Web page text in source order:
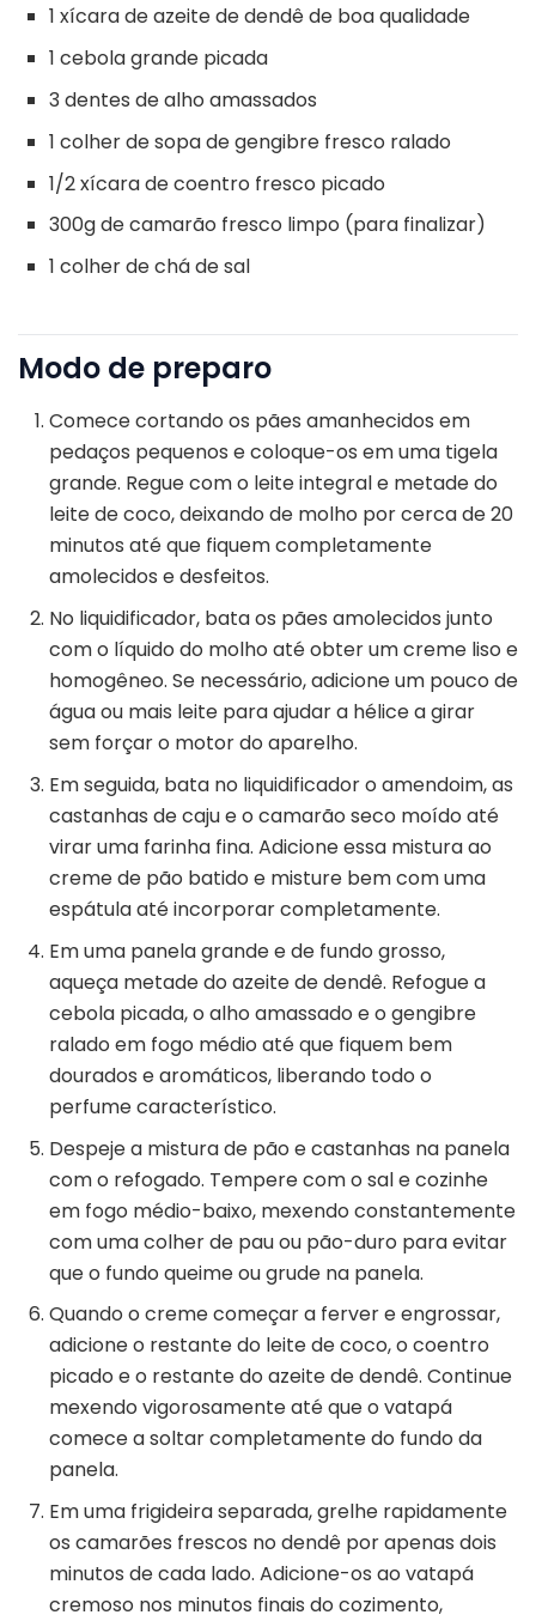
1 xícara de azeite de dendê de boa qualidade
1 cebola grande picada
3 dentes de alho amassados
1 colher de sopa de gengibre fresco ralado
1/2 xícara de coentro fresco picado
300g de camarão fresco limpo (para finalizar)
1 colher de chá de sal
Modo de preparo
Comece cortando os pães amanhecidos em
pedaços pequenos e coloque-os em uma tigela
grande. Regue com o leite integral e metade do
leite de coco, deixando de molho por cerca de 20
minutos até que fiquem completamente
amolecidos e desfeitos.
No liquidificador, bata os pães amolecidos junto
com o líquido do molho até obter um creme liso e
homogêneo. Se necessário, adicione um pouco de
água ou mais leite para ajudar a hélice a girar
sem forçar o motor do aparelho.
Em seguida, bata no liquidificador o amendoim, as
castanhas de caju e o camarão seco moído até
virar uma farinha fina. Adicione essa mistura ao
creme de pão batido e misture bem com uma
espátula até incorporar completamente.
Em uma panela grande e de fundo grosso,
aqueça metade do azeite de dendê. Refogue a
cebola picada, o alho amassado e o gengibre
ralado em fogo médio até que fiquem bem
dourados e aromáticos, liberando todo o
perfume característico.
Despeje a mistura de pão e castanhas na panela
com o refogado. Tempere com o sal e cozinhe
em fogo médio-baixo, mexendo constantemente
com uma colher de pau ou pão-duro para evitar
que o fundo queime ou grude na panela.
Quando o creme começar a ferver e engrossar,
adicione o restante do leite de coco, o coentro
picado e o restante do azeite de dendê. Continue
mexendo vigorosamente até que o vatapá
comece a soltar completamente do fundo da
panela.
Em uma frigideira separada, grelhe rapidamente
os camarões frescos no dendê por apenas dois
minutos de cada lado. Adicione-os ao vatapá
cremoso nos minutos finais do cozimento,